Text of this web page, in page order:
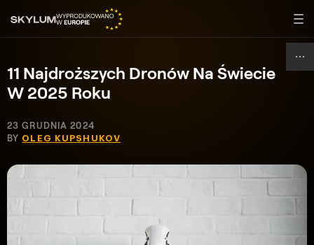
11 Najdroższych Dronów Na Świecie
W 2025 Roku
23 GRUDNIA 2024
BY OLEG KUPSHUKOV